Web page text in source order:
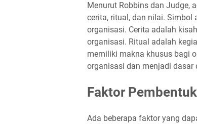
Menurut Robbins dan Judge,
cerita, ritual, dan nilai.
organisasi. Cerita adalah
organisasi. Ritual adalah
memiliki makna khusus bagi
organisasi dan menjadi dasar
Faktor
Ada beberapa faktor yang